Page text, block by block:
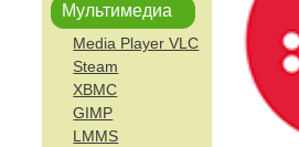
Мультимедиа
Media Player VLC
Steam
XBMC
GIMP
LMMS